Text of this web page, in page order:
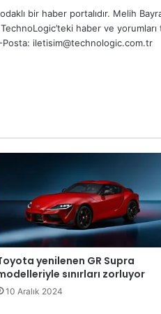
bir haber portalıdır. Melih
haber ve
iletisim@technologic.com.tr
yenilenen GR Supra
sınırları zorluyor
10 Aralık 2024